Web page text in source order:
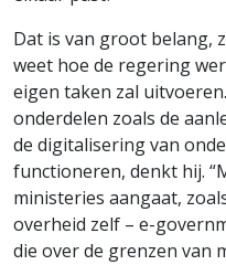
Dat is van groot belang,
weet hoe de regering
eigen taken zal
onderdelen zoals de
de digitalisering van
functioneren, denkt hij.
ministeries aangaat,
overheid zelf – e-
die over de grenzen van